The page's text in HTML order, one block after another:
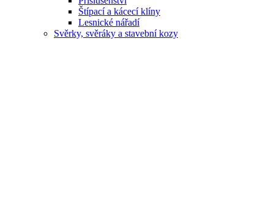
Štípací a kácecí klíny
Lesnické nářadí
Svěrky, svěráky a stavební kozy